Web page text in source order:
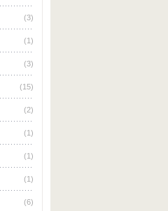
(3)
(1)
(3)
(15)
(2)
(1)
(1)
(1)
(6)